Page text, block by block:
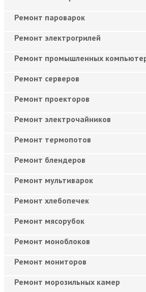
Ремонт пароварок
Ремонт электрогрилей
Ремонт промышленных
Ремонт серверов
Ремонт проекторов
Ремонт электрочайников
Ремонт термопотов
Ремонт блендеров
Ремонт мультиварок
Ремонт хлебопечек
Ремонт мясорубок
Ремонт моноблоков
Ремонт мониторов
Ремонт морозильных камер